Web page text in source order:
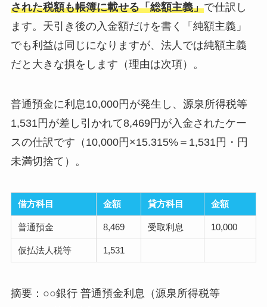
された税額も帳簿に載せる「総額主義」で仕訳し
ます。天引き後の入金額だけを書く「純額主義」
でも利益は同じになりますが、法人では純額主義
だと大きな損をします（理由は次項）。
普通預金に利息10,000円が発生し、源泉所得税等
1,531円が差し引かれて8,469円が入金されたケー
スの仕訳です（10,000円×15.315%＝1,531円・円
未満切捨て）。
借方科目 金額 貸方科目 金額
普通預金 8,469 受取利息 10,000
仮払法人税等 1,531
摘要：○○銀行 普通預金利息（源泉所得税等